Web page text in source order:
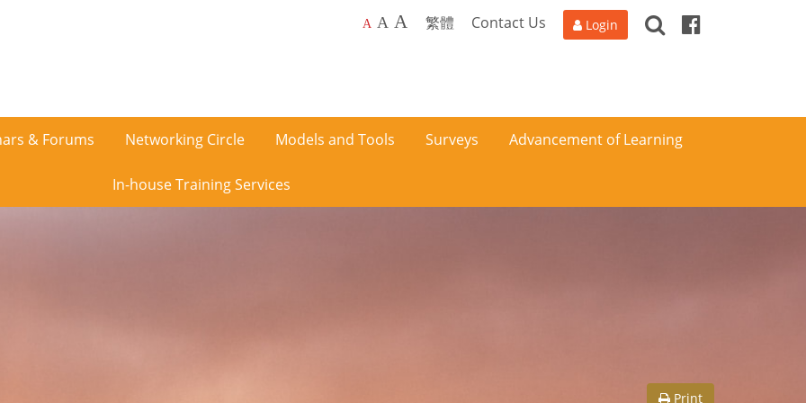
A A A 繁體 Contact Us Login SearchFacebook
& Forums Networking Circle Models and Tools Surveys Advancement of Learning
In-house Training Services
Print